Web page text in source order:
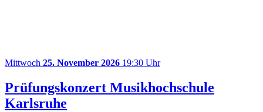
Mittwoch 25. November 2026 19:30 Uhr
Prüfungskonzert Musikhochschule
Karlsruhe